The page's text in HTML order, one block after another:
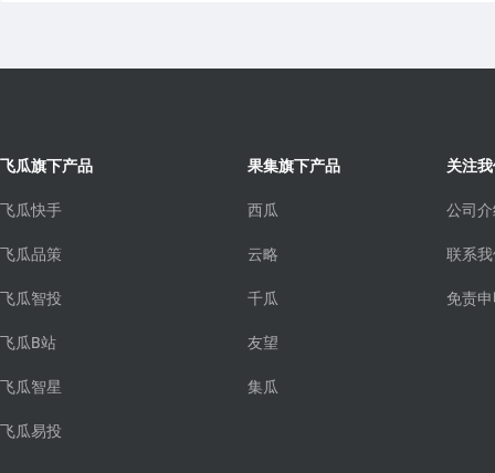
飞瓜旗下产品
飞瓜快手
飞瓜品策
飞瓜智投
飞瓜B站
飞瓜智星
飞瓜易投
果集旗下产品
西瓜
云略
千瓜
友望
集瓜
关注
公司
联系
免责